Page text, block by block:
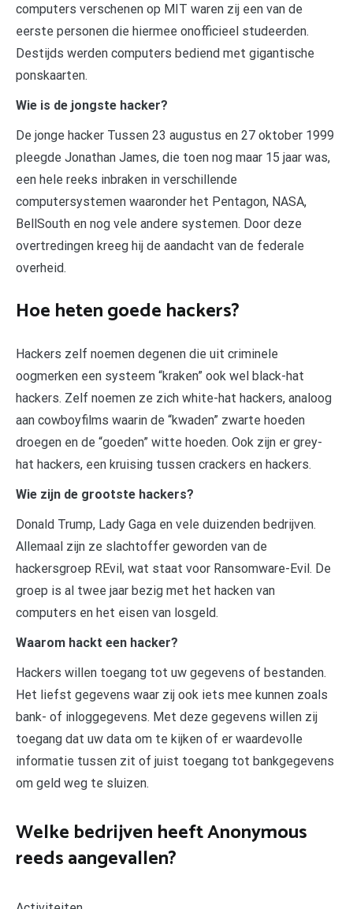
computers verschenen op MIT waren zij een van de
eerste personen die hiermee onofficieel studeerden.
Destijds werden computers bediend met gigantische
ponskaarten.
Wie is de jongste hacker?
De jonge hacker Tussen 23 augustus en 27 oktober 1999
pleegde Jonathan James, die toen nog maar 15 jaar was,
een hele reeks inbraken in verschillende
computersystemen waaronder het Pentagon, NASA,
BellSouth en nog vele andere systemen. Door deze
overtredingen kreeg hij de aandacht van de federale
overheid.
Hoe heten goede hackers?
Hackers zelf noemen degenen die uit criminele
oogmerken een systeem “kraken” ook wel black-hat
hackers. Zelf noemen ze zich white-hat hackers, analoog
aan cowboyfilms waarin de “kwaden” zwarte hoeden
droegen en de “goeden” witte hoeden. Ook zijn er grey-
hat hackers, een kruising tussen crackers en hackers.
Wie zijn de grootste hackers?
Donald Trump, Lady Gaga en vele duizenden bedrijven.
Allemaal zijn ze slachtoffer geworden van de
hackersgroep REvil, wat staat voor Ransomware-Evil. De
groep is al twee jaar bezig met het hacken van
computers en het eisen van losgeld.
Waarom hackt een hacker?
Hackers willen toegang tot uw gegevens of bestanden.
Het liefst gegevens waar zij ook iets mee kunnen zoals
bank- of inloggegevens. Met deze gegevens willen zij
toegang dat uw data om te kijken of er waardevolle
informatie tussen zit of juist toegang tot bankgegevens
om geld weg te sluizen.
Welke bedrijven heeft Anonymous
reeds aangevallen?